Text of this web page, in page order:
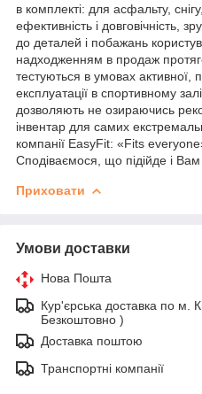
в комплекті: для асфальту,
ефективність і довговічність,
до деталей і побажань
надходженням в продаж
тестуються в умовах активної,
експлуатації в спортивному
дозволяють не озираючись
інвентар для самих
компанії EasyFit: «Fits
Сподіваємося, що підійде і
Приховати
Умови доставки
Нова Пошта
Кур'єрська доставка по м.
Безкоштовно )
Доставка поштою
Транспортні компанії